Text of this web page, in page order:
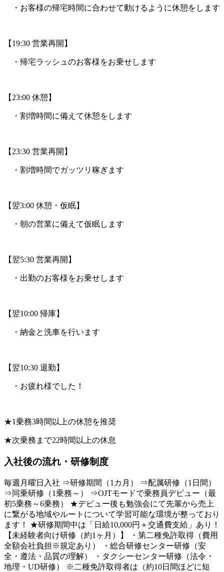
・お客様の帰宅時間に合わせて動けるように休憩をします
【19:30 営業再開】
・帰宅ラッシュのお客様をお乗せします
【23:00 休憩】
・割増時間に備えて休憩をします
【23:30 営業再開】
・割増時間でガッツリ稼ぎます
【翌3:00 休憩・仮眠】
・朝の営業に備えて仮眠します
【翌5:30 営業再開】
・出勤のお客様をお乗せします
【翌10:00 帰庫】
・納金と洗車を行います
【翌10:30 退勤】
・お疲れ様でした！
★1乗務3時間以上の休憩を推奨
★次乗務まで22時間以上の休息
入社後の流れ・研修制度
毎週月曜日入社 ⇒研修期間（1カ月） ⇒配属研修（1日間）
⇒同乗研修（1乗務～） ⇒OJTモードで乗務員デビュー（最
初5乗務～6乗務） ★デビュー後も勉強会にて先輩から売上
に繋がる地域やルートについて学習可能な環境が整っており
ます！ ★研修期間中は「日給10,000円＋交通費支給」あり！
【未経験者向け研修（約1ヶ月）】 ・第二種免許取得（費用
全額会社負担※規定あり） ・総合研修センター研修（安
全・遵法・品質の理解） ・タクシーセンター研修（法令・
地理・UD研修） ※二種免許取得者は（約10日間ほどに短